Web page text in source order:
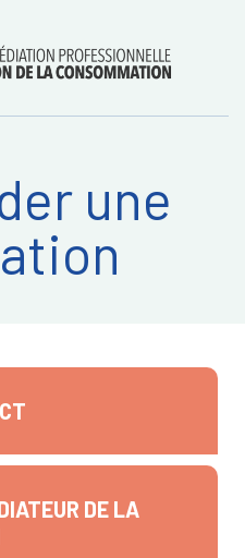
une
DE LA